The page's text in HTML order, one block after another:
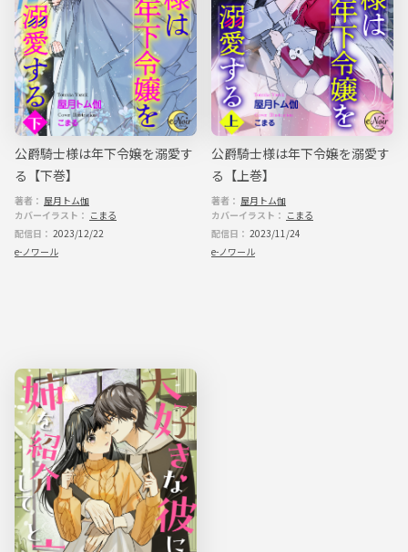
公爵騎士様は年下令嬢を溺愛す
る【下巻】
著者： 屋月トム伽
カバーイラスト： こまる
配信日： 2023/12/22
e-ノワール
公爵騎士様は年下令嬢を溺愛す
る【上巻】
著者： 屋月トム伽
カバーイラスト： こまる
配信日： 2023/11/24
e-ノワール